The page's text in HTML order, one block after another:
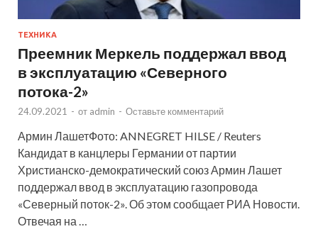
ТЕХНИКА
Преемник Меркель поддержал ввод
в эксплуатацию «Северного
потока-2»
24.09.2021 - от admin - Оставьте комментарий
Армин ЛашетФото: ANNEGRET HILSE / Reuters
Кандидат в канцлеры Германии от партии
Христианско-демократический союз Армин Лашет
поддержал ввод в эксплуатацию газопровода
«Северный поток-2». Об этом сообщает РИА Новости.
Отвечая на …